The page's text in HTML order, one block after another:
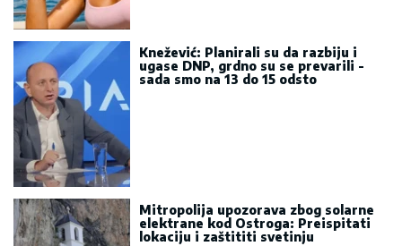
Knežević: Planirali su da razbiju i
ugase DNP, grdno su se prevarili -
sada smo na 13 do 15 odsto
Mitropolija upozorava zbog solarne
elektrane kod Ostroga: Preispitati
lokaciju i zaštititi svetinju